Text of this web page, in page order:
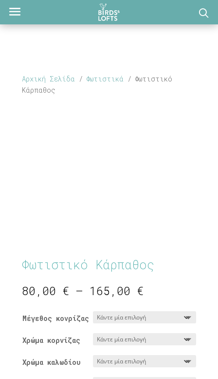
Αρχική Σελίδα / Φωτιστικά / Φωτιστικό
Κάρπαθος
Φωτιστικό Κάρπαθος
80,00 € – 165,00 €Price
80,00 €
through
165,00 €
Μέγεθος κονρίζας
Χρώμα κορνίζας
Χρώμα καλωδίου